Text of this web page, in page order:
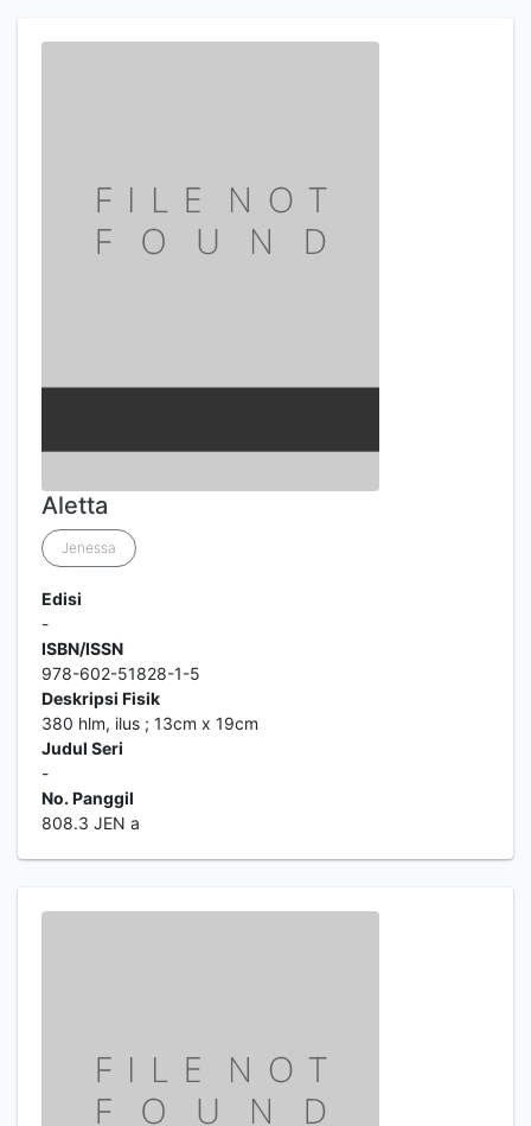
Aletta
Jenessa
Edisi
-
ISBN/ISSN
978-602-51828-1-5
Deskripsi Fisik
380 hlm, ilus ; 13cm x 19cm
Judul Seri
-
No. Panggil
808.3 JEN a